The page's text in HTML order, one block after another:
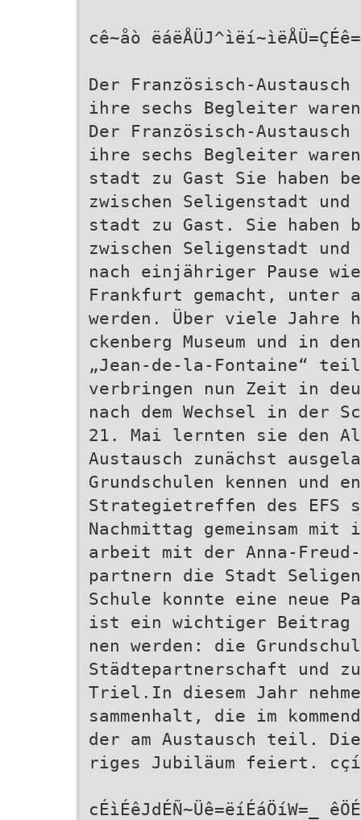
cê~åò
Der Französisch-
ihre sechs Begleiter
Der Französisch-
ihre sechs Begleiter
stadt zu Gast Sie haben
zwischen Seligenstadt
stadt zu Gast. Sie haben
zwischen Seligenstadt
nach einjähriger Pause
Frankfurt gemacht, unter
werden. Über viele Jahre
ckenberg Museum und in
„Jean-de-la-Fontaine“
verbringen nun Zeit in
nach dem Wechsel in der
21. Mai lernten sie den
Austausch zunächst
Grundschulen kennen und
Strategietreffen des EFS
Nachmittag gemeinsam mit
arbeit mit der Anna-
partnern die Stadt
Schule konnte eine neue
ist ein wichtiger Beitrag
nen werden: die
Städtepartnerschaft und
Triel.In diesem Jahr
sammenhalt, die im
der am Austausch teil.
riges Jubiläum feiert.
cÉìÉêJdÉÑ~Üê=ëíÉáÖíW=_